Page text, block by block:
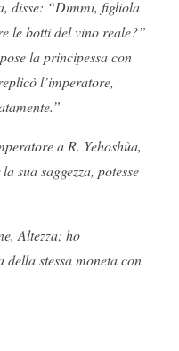
disse: “Dimmi, figliola
le botti del vino reale?”
la principessa con
l’imperatore,
a R. Yehoshùa,
sua saggezza, potesse
Altezza; ho
stessa moneta con